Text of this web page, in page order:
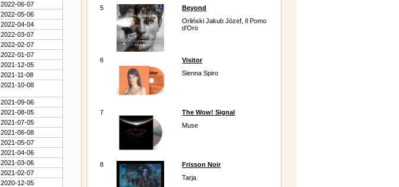
2022-06-07
2022-05-06
2022-04-04
2022-03-07
2022-02-07
2022-01-07
2021-12-05
2021-11-08
2021-10-08
2021-09-06
2021-08-05
2021-07-05
2021-06-08
2021-05-07
2021-04-06
2021-03-06
2021-02-07
2020-12-05
5
Beyond
Orliński Jakub Józef, Il Pomo
d'Oro
6
Visitor
Sienna Spiro
7
The Wow! Signal
Muse
8
Frisson Noir
Tarja